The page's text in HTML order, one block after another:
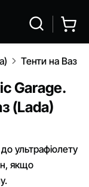
Тенти на Ваз
Garage.
(Lada)
ультрафіолету
якщо